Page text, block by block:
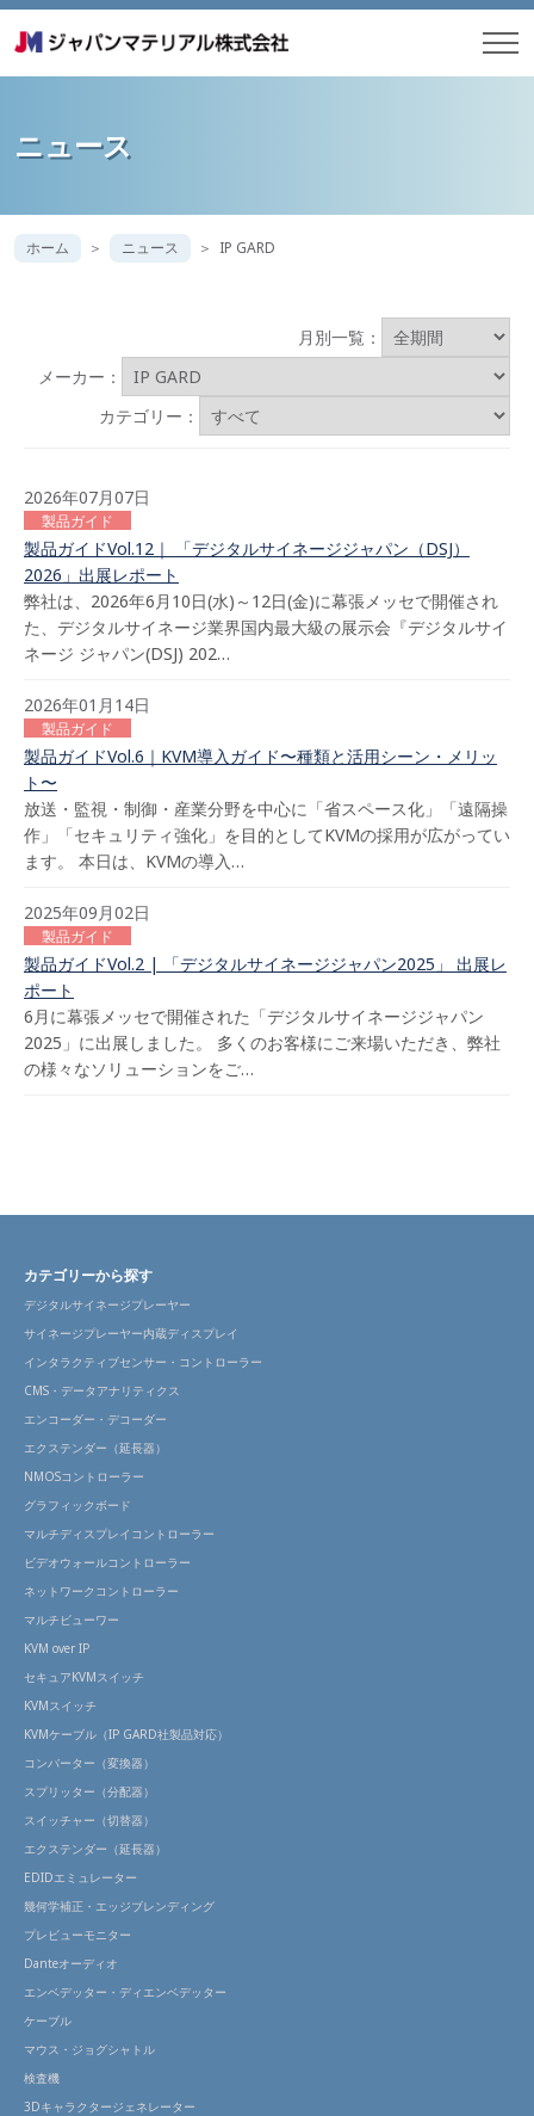
ニュース
ホーム ニュース IP GARD
月別一覧：
メーカー：
カテゴリー：
2026年07月07日
製品ガイド
製品ガイドVol.12｜ 「デジタルサイネージジャパン（DSJ）
2026」出展レポート
弊社は、2026年6月10日(水)～12日(金)に幕張メッセで開催され
た、デジタルサイネージ業界国内最大級の展示会『デジタルサイ
ネージ ジャパン(DSJ) 202…
2026年01月14日
製品ガイド
製品ガイドVol.6｜KVM導入ガイド〜種類と活用シーン・メリッ
ト〜
放送・監視・制御・産業分野を中心に「省スペース化」「遠隔操
作」「セキュリティ強化」を目的としてKVMの採用が広がってい
ます。 本日は、KVMの導入…
2025年09月02日
製品ガイド
製品ガイドVol.2 | 「デジタルサイネージジャパン2025」 出展レ
ポート
6月に幕張メッセで開催された「デジタルサイネージジャパン
2025」に出展しました。 多くのお客様にご来場いただき、弊社
の様々なソリューションをご…
カテゴリーから探す
デジタルサイネージプレーヤー
サイネージプレーヤー内蔵ディスプレイ
インタラクティブセンサー・コントローラー
CMS・データアナリティクス
エンコーダー・デコーダー
エクステンダー（延長器）
NMOSコントローラー
グラフィックボード
マルチディスプレイコントローラー
ビデオウォールコントローラー
ネットワークコントローラー
マルチビューワー
KVM over IP
セキュアKVMスイッチ
KVMスイッチ
KVMケーブル（IP GARD社製品対応）
コンバーター（変換器）
スプリッター（分配器）
スイッチャー（切替器）
エクステンダー（延長器）
EDIDエミュレーター
幾何学補正・エッジブレンディング
プレビューモニター
Danteオーディオ
エンベデッター・ディエンベデッター
ケーブル
マウス・ジョグシャトル
検査機
3Dキャラクタージェネレーター